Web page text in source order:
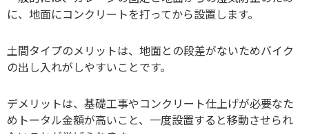
に、地面にコンクリートを打ってから設置します。
土間タイプのメリットは、地面との段差がないためバイク
の出し入れがしやすいことです。
デメリットは、基礎工事やコンクリート仕上げが必要なた
めトータル金額が高いこと、一度設置すると移動させられ